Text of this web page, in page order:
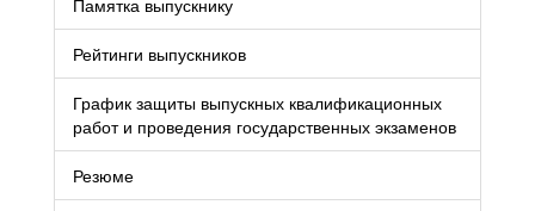
Памятка выпускнику
Рейтинги выпускников
График защиты выпускных квалификационных
работ и проведения государственных экзаменов
Резюме